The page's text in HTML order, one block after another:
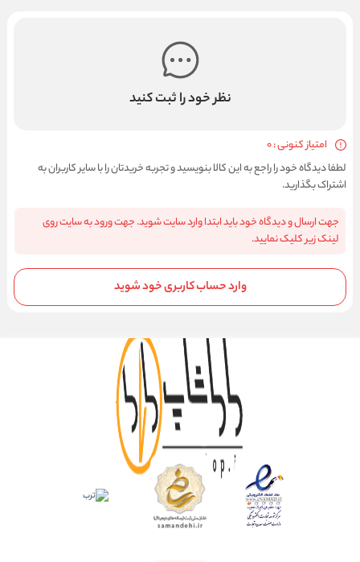
نظر خود را ثبت کنید
امتیاز کنونی : 0
لطفا دیدگاه خود را راجع به این کالا بنویسید و تجربه خریدتان را با سایر کاربران به
اشتراک بگذارید.
جهت ارسال و دیدگاه خود باید ابتدا وارد سایت شوید. جهت ورود به سایت روی
لینک زیر کلیک نمایید.
وارد حساب کاربری خود شوید